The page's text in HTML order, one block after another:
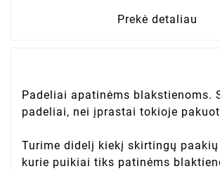
Prekė detaliau
Padeliai apatinėms blakstienoms.
padeliai, nei įprastai tokioje
Turime didelį kiekį skirtingų
kurie puikiai tiks patinėms